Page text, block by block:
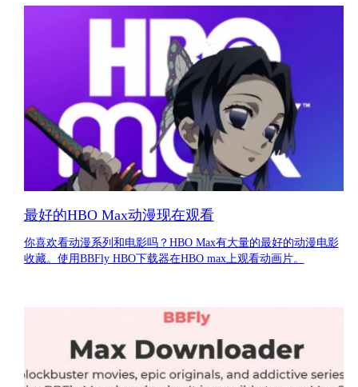
最好的HBO Max动漫现在观看
你喜欢看动漫系列和电影吗？HBO Max有大量的最好的动漫电影
收藏。使用BBFly HBO下载器在HBO max上观看动画片。